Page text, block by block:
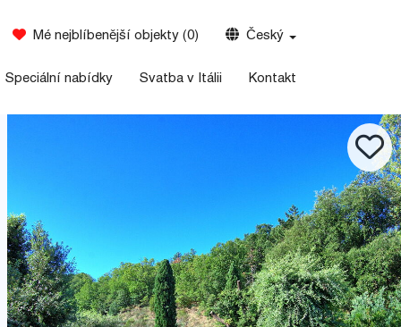
Mé nejblíbenější objekty (0) Český
Speciální nabídky Svatba v Itálii Kontakt